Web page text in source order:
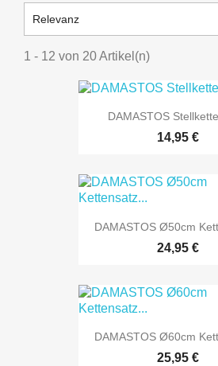
Relevanz
1 - 12 von 20 Artikel(n)
DAMASTOS Stellkette
14,95 €
DAMASTOS Ø50cm
24,95 €
DAMASTOS Ø60cm
25,95 €